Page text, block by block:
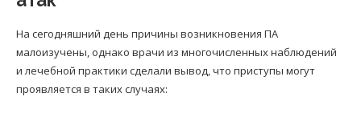
На сегодняшний день причины возникновения ПА
малоизучены, однако врачи из многочисленных наблюдений
и лечебной практики сделали вывод, что приступы могут
проявляется в таких случаях: